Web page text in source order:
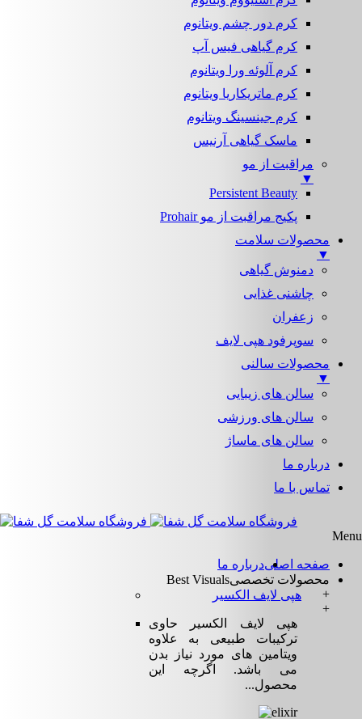
کرم دور چشم ویتانوم
کرم گیاهی فیس آپ
کرم آلوئه ورا ویتانوم
کرم ماتریکاریا ویتانوم
کرم جینسینگ ویتانوم
ماسک گیاهی آرنیس
مراقبت از مو
▼
Persistent Beauty
پکیج مراقبت از مو Prohair
محصولات سلامت
▼
دمنوش گیاهی
چاشنی غذایی
زعفران
سوپرفود هپی لایف
محصولات سالنی
▼
سالن های زیبایی
سالن های ورزشی
سالن های ماساژ
درباره ما
تماس با ما
Menu
صفحه اصلیدرباره ما
محصولات تخصصیBest Visuals
هپی لایف الکسیر
هپی لایف الکسیر حاوی
ترکیبات طبیعی به علاوه
ویتامین های مورد نیاز بدن
می باشد. اگرچه این
محصول...
+
+